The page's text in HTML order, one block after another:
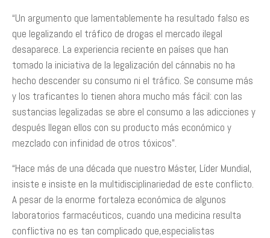
“Un argumento que lamentablemente ha resultado falso es
que legalizando el tráfico de drogas el mercado ilegal
desaparece. La experiencia reciente en países que han
tomado la iniciativa de la legalización del cánnabis no ha
hecho descender su consumo ni el tráfico. Se consume más
y los traficantes lo tienen ahora mucho más fácil: con las
sustancias legalizadas se abre el consumo a las adicciones y
después llegan ellos con su producto más económico y
mezclado con infinidad de otros tóxicos”.
“Hace más de una década que nuestro Máster, Líder Mundial,
insiste e insiste en la multidisciplinariedad de este conflicto.
A pesar de la enorme fortaleza económica de algunos
laboratorios farmacéuticos, cuando una medicina resulta
conflictiva no es tan complicado que,especialistas